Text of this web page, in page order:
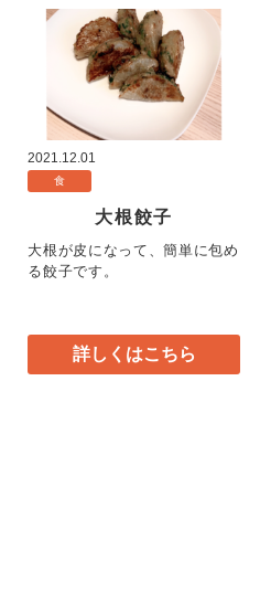
2021.12.01
食
大根餃子
大根が皮になって、簡単に包め
る餃子です。
詳しくはこちら